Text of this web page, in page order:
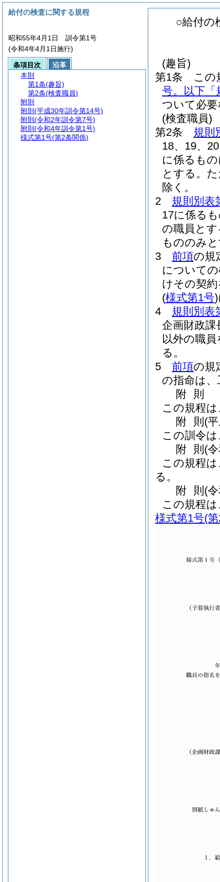
○給付の
(趣旨)
第1条
この
号。以下「
ついて必
(検査職員)
第2条
規則
18、19、
に係るも
とする。
除く。
2
規則別表
17に係る
の職員とす
もののみ
3
前項の規
について
けその契
(様式第1号)
4
規則別表
企画財政
以外の職
る。
5
前項の規
の指命は
附 則
この規程
附 則 (
この訓令
附 則 (
この規程
る。
附 則 (
この規程
様式第1号(
給付の検査に関する規程
昭和55年4月1日 訓令第1号
(令和4年4月1日施行)
条項目次
沿革
本則
第1条(趣旨)
第2条(検査職員)
附則
附則 (平成30年訓令第14号)
附則 (令和2年訓令第7号)
附則 (令和4年訓令第1号)
様式第1号(第2条関係)